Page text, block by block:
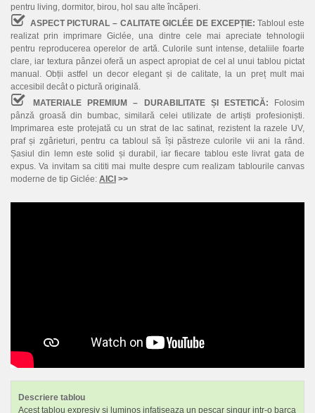
pentru living, dormitor, birou, hol sau alte încăperi.
ASPECT PICTURAL – CALITATE GICLÉE DE EXCEPȚIE: Tabloul este
realizat prin imprimare Giclée, una dintre cele mai apreciate tehnologii
pentru reproducerea operelor de artă. Culorile sunt intense, detaliile foarte
clare, iar textura pânzei oferă un aspect apropiat de cel al unui tablou pictat
manual. Obții astfel un decor elegant și de calitate, la un preț mult mai
accesibil decât o pictură originală.
MATERIALE PREMIUM – DURABILITATE ȘI ESTETICĂ: Folosim
pânză groasă din bumbac, similară celei utilizate de artiști profesioniști.
Imprimarea este protejată cu un strat de lac satinat, rezistent la razele UV,
praf și zgârieturi, pentru ca tabloul să își păstreze culorile vii ani la rând.
Șasiul din lemn este solid și durabil, iar fiecare tablou este livrat gata de
expus. Va invitam sa cititi mai multe despre cum realizam tablourile canvas
moderne de tip Giclée: AICI >>
Descriere tablou
Acest tablou expresiv si luminos infatiseaza un pescar singur intr-o barca